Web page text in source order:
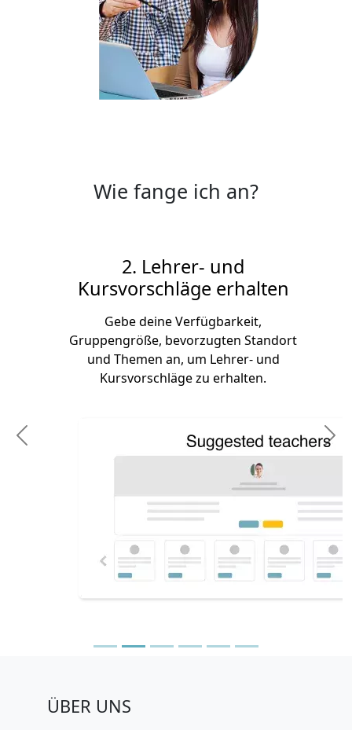
Wie fange ich an?
2. Lehrer- und
Kursvorschläge erhalten
Gebe deine Verfügbarkeit,
Gruppengröße, bevorzugten Standort
und Themen an, um Lehrer- und
Kursvorschläge zu erhalten.
Previous
ÜBER UNS